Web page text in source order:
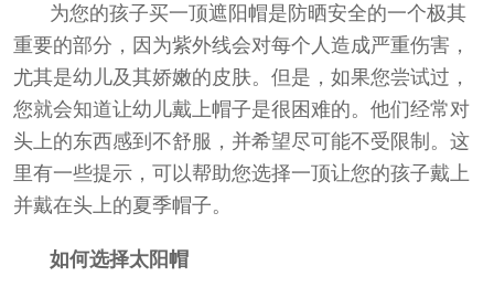
为您的孩子买一顶遮阳帽是防晒安全的一个极其
重要的部分，因为紫外线会对每个人造成严重伤害，
尤其是幼儿及其娇嫩的皮肤。但是，如果您尝试过，
您就会知道让幼儿戴上帽子是很困难的。他们经常对
头上的东西感到不舒服，并希望尽可能不受限制。这
里有一些提示，可以帮助您选择一顶让您的孩子戴上
并戴在头上的夏季帽子。
如何选择太阳帽